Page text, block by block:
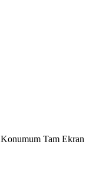
Konumum Tam Ekran